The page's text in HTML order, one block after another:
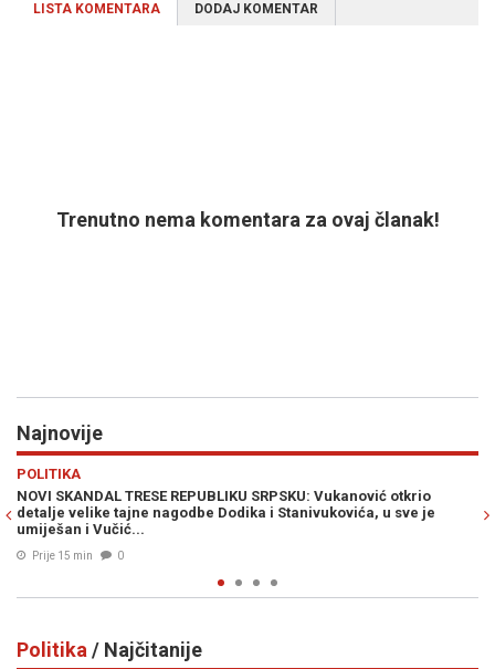
LISTA KOMENTARA DODAJ KOMENTAR
Trenutno nema komentara za ovaj članak!
Najnovije
otkrio
sve je
O NJEMU BRUJI ITALIJA: Juventus i Inter igraju veliki
na Kerimu Alajbegoviću...
Politika / Najčitanije